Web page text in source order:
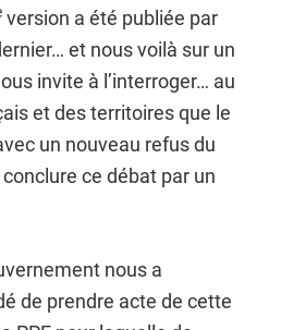
version a été publiée par
et nous voilà sur un
invite à l’interroger… au
et des territoires que le
un nouveau refus du
ce débat par un
nous a
de prendre acte de cette